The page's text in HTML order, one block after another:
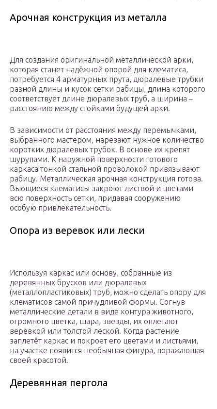
Арочная конструкция из металла
Для создания оригинальной металлической арки,
которая станет надёжной опорой для клематиса,
потребуется 4 арматурных прута, дюралевые трубки
разной длины и кусок сетки рабицы, длина которого
соответствует длине дюралевых труб, а ширина –
расстоянию между стойками будущей арки.
В зависимости от расстояния между перемычками,
выбранного мастером, нарезают нужное количество
коротких дюралевых трубок. В основе их крепят
шурупами. К наружной поверхности готового
каркаса тонкой стальной проволокой привязывают
рабицу. Металлическая арочная конструкция готова.
Вьющиеся клематисы закроют листвой и цветами
всю поверхность сетки, придавая сооружению
особую привлекательность.
Опора из веревок или лески
Используя каркас или основу, собранные из
деревянных брусков или дюралевых
(металлопластиковых) труб, можно сделать опору для
клематисов самой причудливой формы. Согнув
металлические детали в виде контура животного,
огромного цветка, шара, звезды, их оплетают
верёвкой или толстой леской. Когда растение
заплетёт каркас и покроет его цветами и листьями,
на участке появится необычная фигура, поражающая
своей красотой.
Деревянная пергола